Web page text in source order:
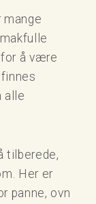
for å være
alle
tilberede,
Her er
panne, ovn